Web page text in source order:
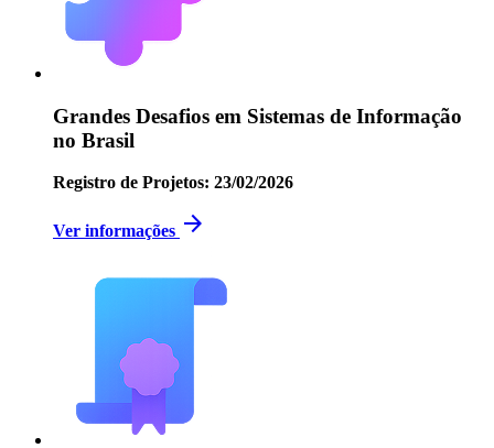
Grandes Desafios em Sistemas de Informação
no Brasil
Registro de Projetos: 23/02/2026
Ver informações arrow_forward